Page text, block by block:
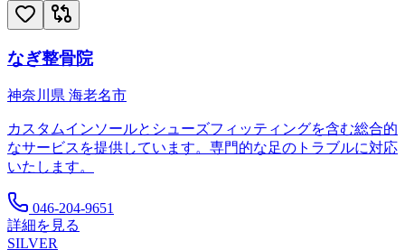
なぎ整骨院
神奈川県 海老名市
カスタムインソールとシューズフィッティングを含む総合的
なサービスを提供しています。専門的な足のトラブルに対応
いたします。
046-204-9651
詳細を見る
SILVER